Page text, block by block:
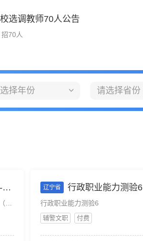
选调教师70人公告
招70人
择年份 请选择省份
)
公基-社区社工 (公基-社区社工练习（主观）)
辽宁省 行政职业能力测验6
行政职业能力测验6
辅警文职 付费